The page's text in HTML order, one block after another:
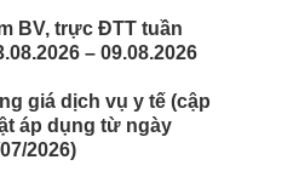
BV, trực ĐTT tuần
– 09.08.2026
giá dịch vụ y tế (cập
áp dụng từ ngày
2026)